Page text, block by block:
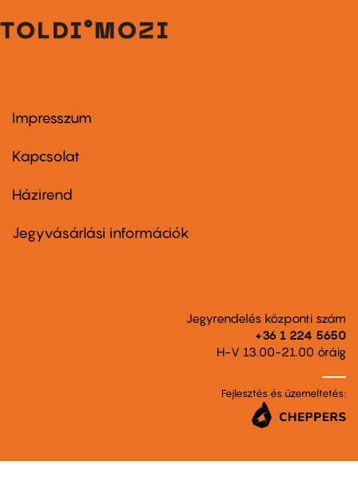
Footer
first
Impresszum
Kapcsolat
Footer
second
Házirend
Jegyvásárlási információk
Jegyrendelés központi szám
+36 1 224 5650
H-V 13.00-21.00 óráig
Fejlesztés és üzemeltetés: